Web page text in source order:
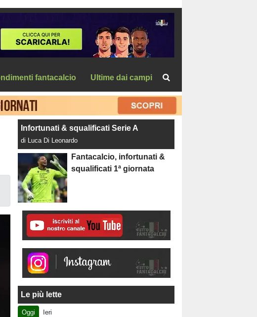
fantacalcio Ultime dai campi
Infortunati & squalificati Serie A
di Luca Di Leonardo
Fantacalcio, infortunati &
squalificati 1ª giornata
Le più lette
Oggi
Ieri